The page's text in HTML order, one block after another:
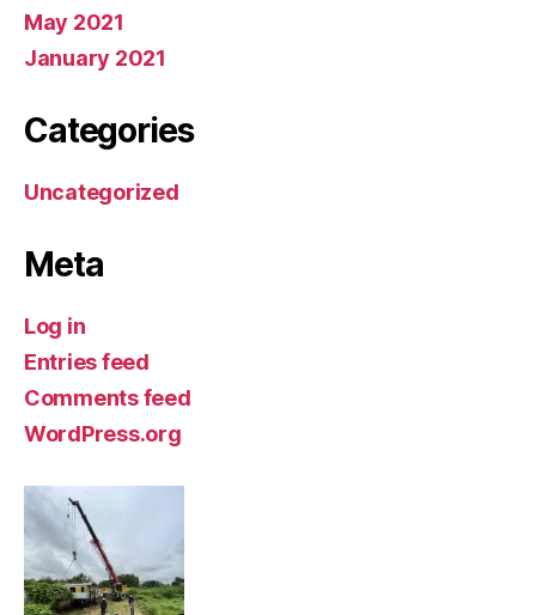
May 2021
January 2021
Categories
Uncategorized
Meta
Log in
Entries feed
Comments feed
WordPress.org